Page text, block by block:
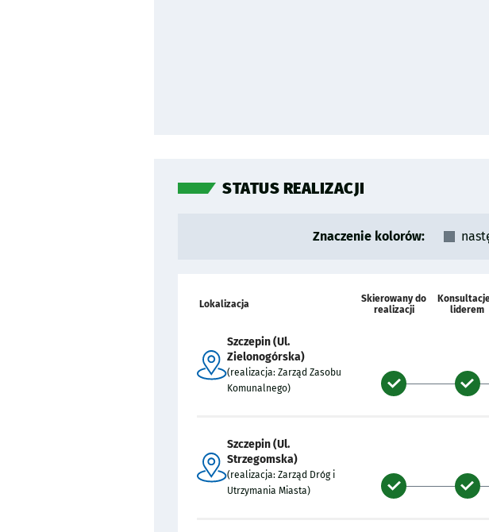
STATUS REALIZACJI
Legenda oznaczeńZnaczenie kolorów:
Lokalizacja
Skierowany do
realizacji
liderem
Szczepin (Ul.
Zielonogórska)
(realizacja: Zarząd Zasobu
Komunalnego)
Szczepin (Ul.
Strzegomska)
(realizacja: Zarząd Dróg i
Utrzymania Miasta)